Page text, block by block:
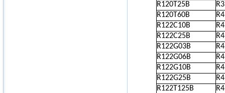
R120T25B
R120T60B
R122C10B
R122C25B
R122G03B
R122G06B
R122G10B
R122G25B
R122T125B